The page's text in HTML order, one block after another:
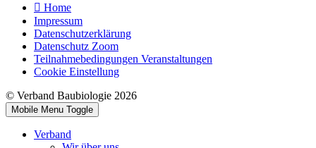
Home
Impressum
Datenschutzerklärung
Datenschutz Zoom
Teilnahmebedingungen Veranstaltungen
Cookie Einstellung
© Verband Baubiologie 2026
Mobile Menu Toggle
Verband